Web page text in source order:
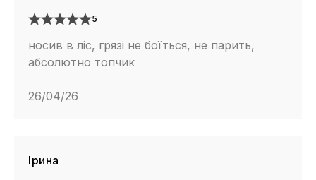
5
носив в ліс, грязі не боїться, не парить,
абсолютно топчик
26/04/26
Ірина